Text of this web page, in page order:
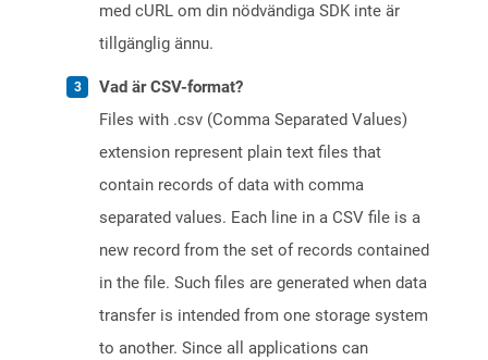
med cURL om din nödvändiga SDK inte är
tillgänglig ännu.
Vad är CSV-format?
Files with .csv (Comma Separated Values)
extension represent plain text files that
contain records of data with comma
separated values. Each line in a CSV file is a
new record from the set of records contained
in the file. Such files are generated when data
transfer is intended from one storage system
to another. Since all applications can